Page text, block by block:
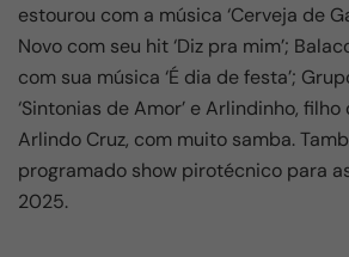
estourou com a música ‘Cerveja de
Novo com seu hit ‘Diz pra mim’;
com sua música ‘É dia de festa’;
‘Sintonias de Amor’ e Arlindinho,
Arlindo Cruz, com muito samba.
programado show pirotécnico para
2025.